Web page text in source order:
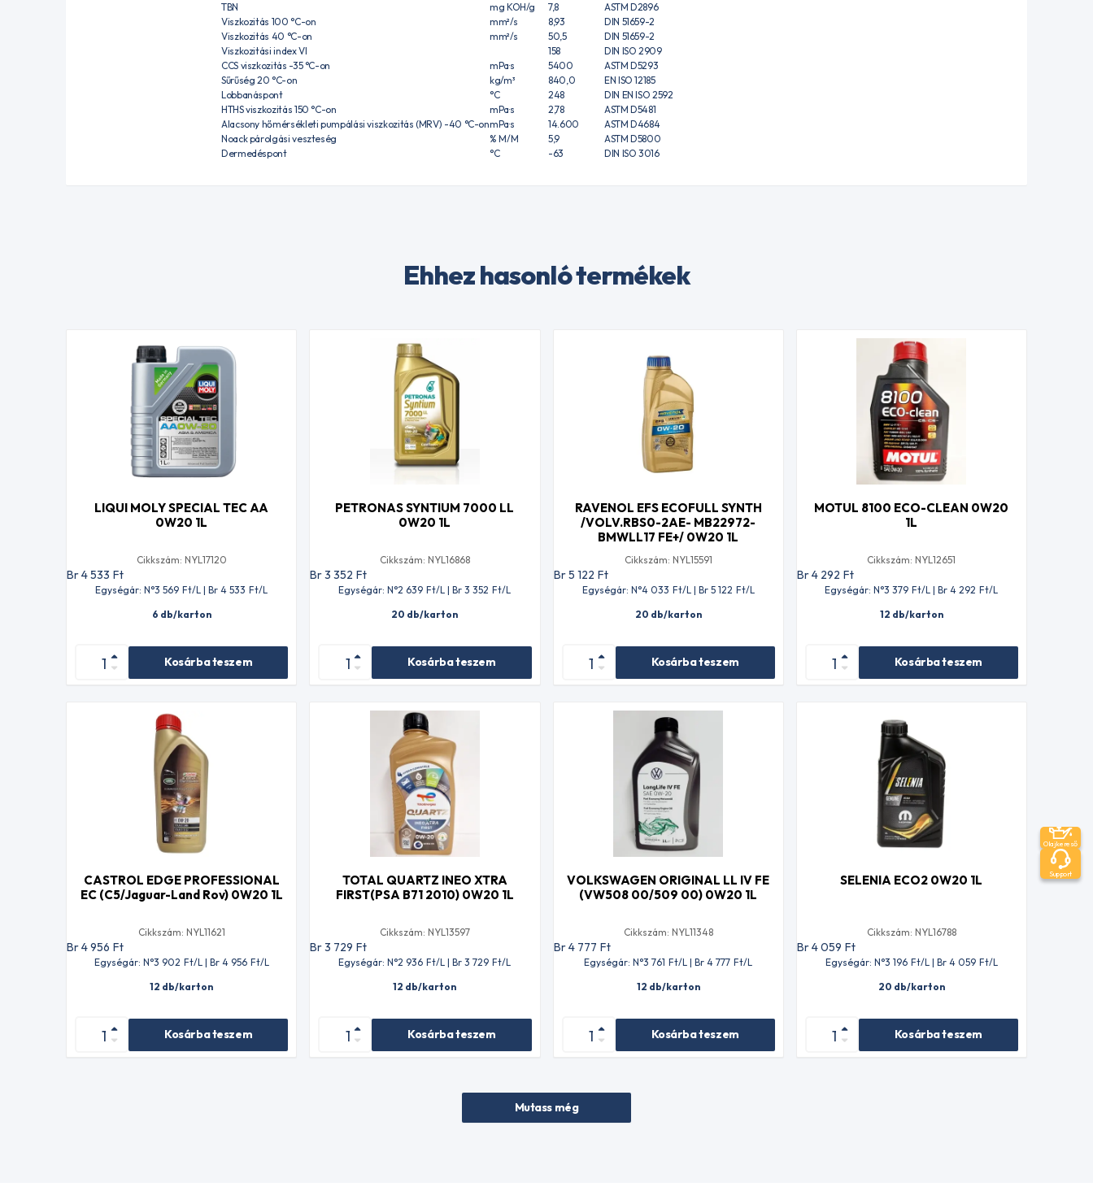
TBN
mg KOH/g 7,8
ASTM D2896
Viszkozitás 100 °C-on
mm²/s 8,93
DIN 51659-2
Viszkozitás 40 °C-on
mm²/s 50,5
DIN 51659-2
Viszkozitási index VI
158
DIN ISO 2909
CCS viszkozitás -35 °C-on
mPa·s 5400
ASTM D5293
Sűrűség 20 °C-on
kg/m³ 840,0
EN ISO 12185
Lobbanáspont
°C 248
DIN EN ISO 2592
HTHS viszkozitás 150 °C-on
mPa·s 2,78
ASTM D5481
Alacsony hőmérsékleti pumpálási viszkozitás (MRV) -40 °C-onmPa·s 14.600
ASTM D4684
Noack párolgási veszteség
% M/M 5,9
ASTM D5800
Dermedéspont
°C -63 DIN ISO 3016
Ehhez hasonló termékek
LIQUI MOLY SPECIAL TEC AA
0W20 1L
Cikkszám: NYL17120
Br 4 533 Ft
Egységár: N°3 569 Ft/L | Br 4 533 Ft/L
6 db/karton
Kosárba teszem
PETRONAS SYNTIUM 7000 LL
0W20 1L
Cikkszám: NYL16868
Br 3 352 Ft
Egységár: N°2 639 Ft/L | Br 3 352 Ft/L
20 db/karton
Kosárba teszem
RAVENOL EFS ECOFULL SYNTH
/VOLV.RBS0-2AE- MB22972-
BMWLL17 FE+/ 0W20 1L
Cikkszám: NYL15591
Br 5 122 Ft
Egységár: N°4 033 Ft/L | Br 5 122 Ft/L
20 db/karton
Kosárba teszem
MOTUL 8100 ECO-CLEAN 0W20
1L
Cikkszám: NYL12651
Br 4 292 Ft
Egységár: N°3 379 Ft/L | Br 4 292 Ft/L
12 db/karton
Kosárba teszem
CASTROL EDGE PROFESSIONAL
EC (C5/Jaguar-Land Rov) 0W20 1L
Cikkszám: NYL11621
Br 4 956 Ft
Egységár: N°3 902 Ft/L | Br 4 956 Ft/L
12 db/karton
Kosárba teszem
TOTAL QUARTZ INEO XTRA
FIRST(PSA B71 2010) 0W20 1L
Cikkszám: NYL13597
Br 3 729 Ft
Egységár: N°2 936 Ft/L | Br 3 729 Ft/L
12 db/karton
Kosárba teszem
VOLKSWAGEN ORIGINAL LL IV FE
(VW508 00/509 00) 0W20 1L
Cikkszám: NYL11348
Br 4 777 Ft
Egységár: N°3 761 Ft/L | Br 4 777 Ft/L
12 db/karton
Kosárba teszem
SELENIA ECO2 0W20 1L
Cikkszám: NYL16788
Br 4 059 Ft
Egységár: N°3 196 Ft/L | Br 4 059 Ft/L
20 db/karton
Kosárba teszem
Mutass még
Olajkereső
Support